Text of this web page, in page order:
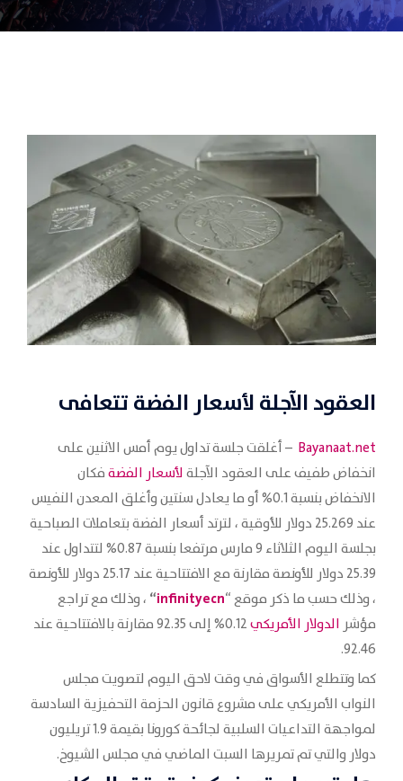
العقود الآجلة لأسعارالفضةتتعافى
Bayanaat.net – أغلقت جلسة تداول يوم أمس الاثنين على
انخفاض طفيف على العقود الآجلةلأسعار الفضةفكان
الانخفاض بنسبة 0.1% أو ما يعادل سنتين وأغلق المعدن النفيس
عند 25.269 دولار للأوقية ، لترتد أسعار الفضة بتعاملات الصباحية
بجلسة اليوم الثلاثاء 9 مارس مرتفعا بنسبة 0.87% لتتداول عند
25.39 دولار للأونصة مقارنة مع الافتتاحية عند 25.17 دولار للأونصة
، وذلك حسب ما ذكر موقع “infinityecn
“ ، وذلك مع تراجع
مؤشر الدولار الأمريكي
0.12% إلى 92.35 مقارنة بالافتتاحية عند
92.46.
كما وتتطلع الأسواق في وقت لاحق اليوم لتصويت مجلس
النواب الأمريكي على مشروع قانون الحزمة التحفيزية السادسة
لمواجهة التداعيات السلبية لجائحة كورونا بقيمة 1.9 تريليون
دولار والتي تم تمريرها السبت الماضي في مجلس الشيوخ.